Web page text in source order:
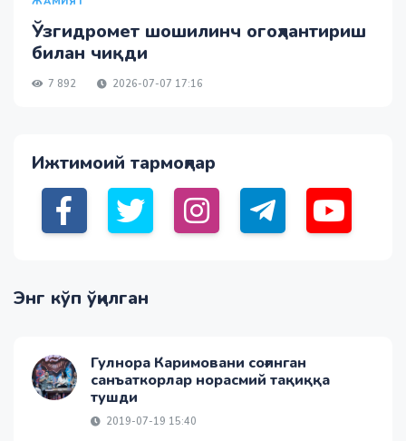
Ўзгидромет шошилинч огоҳлантириш
билан чиқди
7 892 2026-07-07 17:16
Ижтимоий тармоқлар
Энг кўп ўқилган
Гулнора Каримовани соғинган
санъаткорлар норасмий тақиққа
тушди
2019-07-19 15:40